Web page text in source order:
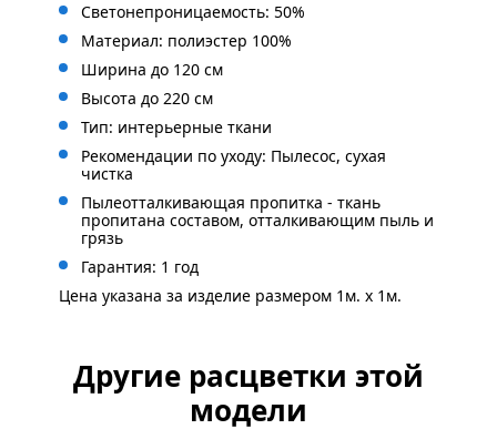
Светонепроницаемость: 50%
Материал: полиэстер 100%
Ширина до 120 см
Высота до 220 см
Тип: интерьерные ткани
Рекомендации по уходу: Пылесос, сухая
чистка
Пылеотталкивающая пропитка - ткань
пропитана составом, отталкивающим пыль и
грязь
Гарантия: 1 год
Цена указана за изделие размером 1м. x 1м.
Другие расцветки этой
модели